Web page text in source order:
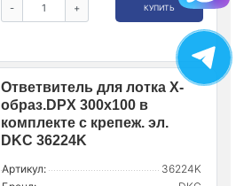
- + КУПИТЬ
Ответвитель для лотка Х-
образ.DPX 300х100 в
комплекте с крепеж. эл.
DKC 36224K
Артикул:
36224K